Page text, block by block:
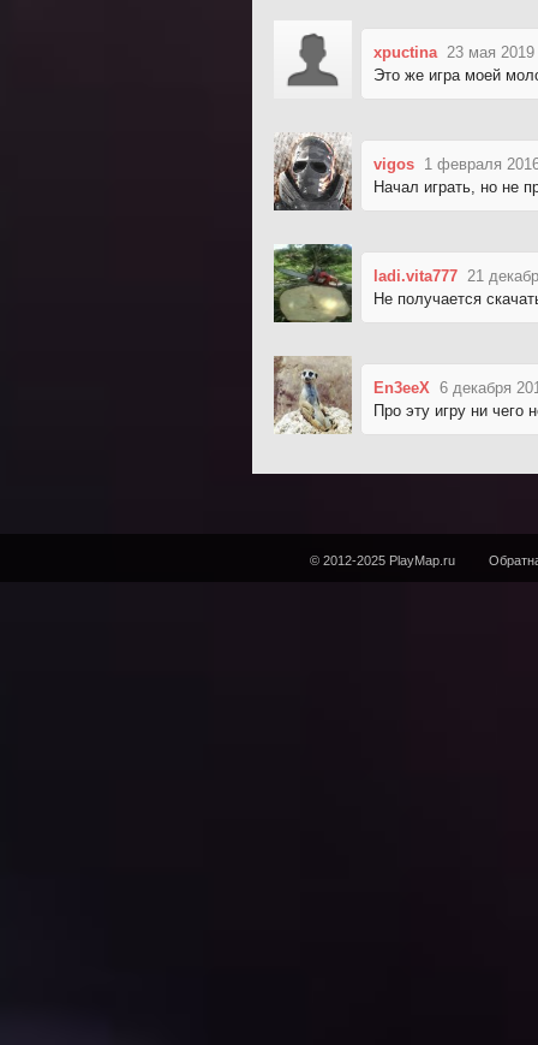
xpuctina 23 мая 2019
Это же игра моей
vigos 1 февраля
Начал играть, но не
ladi.vita777 21
Не получается
En3eeX 6 декабря
Про эту игру ни чего
© 2012-2025 PlayMap.ru